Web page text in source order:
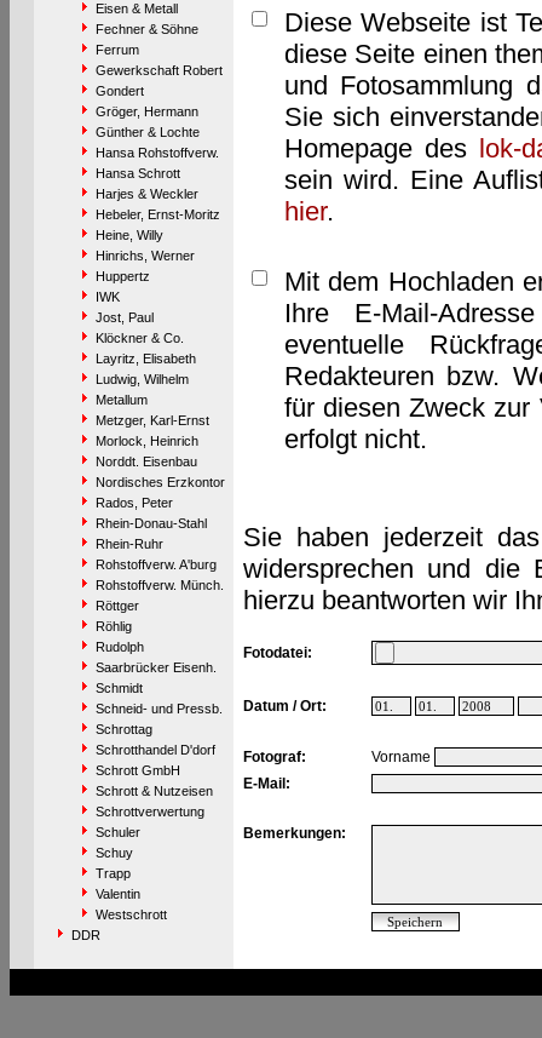
Eisen & Metall
Fechner & Söhne
Ferrum
Gewerkschaft Robert
Gondert
Gröger, Hermann
Günther & Lochte
Hansa Rohstoffverw.
Hansa Schrott
Harjes & Weckler
Hebeler, Ernst-Moritz
Heine, Willy
Hinrichs, Werner
Huppertz
IWK
Jost, Paul
Klöckner & Co.
Layritz, Elisabeth
Ludwig, Wilhelm
Metallum
Metzger, Karl-Ernst
Morlock, Heinrich
Norddt. Eisenbau
Nordisches Erzkontor
Rados, Peter
Rhein-Donau-Stahl
Rhein-Ruhr
Rohstoffverw. A'burg
Rohstoffverw. Münch.
Röttger
Röhlig
Rudolph
Saarbrücker Eisenh.
Schmidt
Schneid- und Pressb.
Schrottag
Schrotthandel D'dorf
Schrott GmbH
Schrott & Nutzeisen
Schrottverwertung
Schuler
Schuy
Trapp
Valentin
Westschrott
DDR
Diese Webseite ist
diese Seite einen
und Fotosammlung
Sie sich
Homepage des lok-
sein wird. Eine
hier.
Mit dem Hochladen
Ihre E-Mail-
eventuelle
Redakteuren bzw.
für diesen Zweck zur
erfolgt nicht.
Sie haben jederzeit
widersprechen und die
hierzu beantworten wir
Fotodatei:
Datum / Ort:
Fotograf:
Vorname
E-Mail:
Bemerkungen: